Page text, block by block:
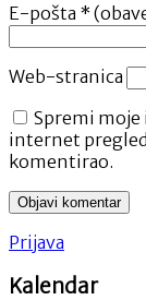
E-pošta *
Web-stranica
Spremi
internet
komentirao.
Prijava
Kalendar